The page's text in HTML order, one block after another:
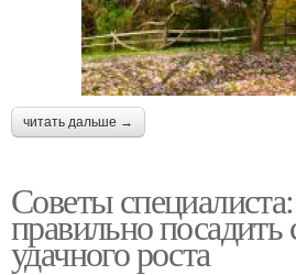
читать дальше →
Советы
правильно
удачного роста